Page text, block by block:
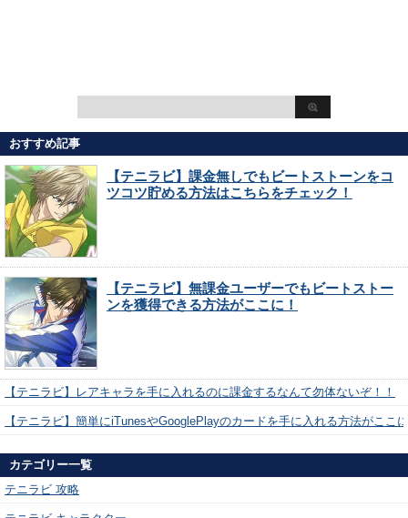
おすすめ記事
【テニラビ】課金無しでもビートストーンをコ
ツコツ貯める方法はこちらをチェック！
【テニラビ】無課金ユーザーでもビートストー
ンを獲得できる方法がここに！
【テニラビ】レアキャラを手に入れるのに課金するなんて勿体ないぞ！！
【テニラビ】簡単にiTunesやGooglePlayのカードを手に入れる方法がここ
カテゴリー一覧
テニラビ 攻略